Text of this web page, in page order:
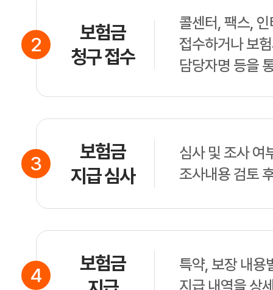
2
보험금
청구 접수
콜센터, 팩스,
접수하거나 보
담당자명 등을
3
보험금
지급 심사
심사 및 조사 여
조사내용 검토
4
보험금
특약, 보장 내용
지급 내역을 상